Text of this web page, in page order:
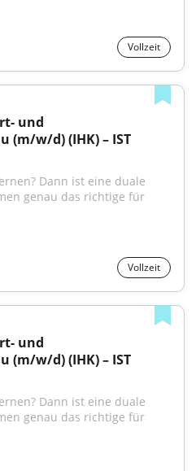
Vollzeit
und
(m/w/d) (IHK) – IST
genau das richtige für
Vollzeit
und
(m/w/d) (IHK) – IST
genau das richtige für